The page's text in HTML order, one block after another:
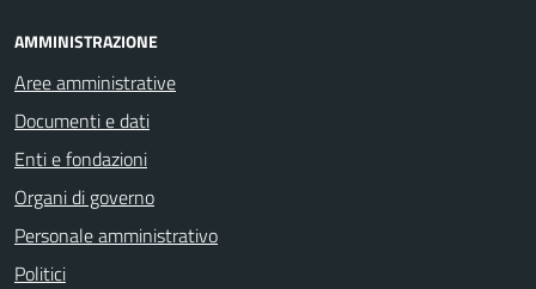
AMMINISTRAZIONE
Aree amministrative
Documenti e dati
Enti e fondazioni
Organi di governo
Personale amministrativo
Politici